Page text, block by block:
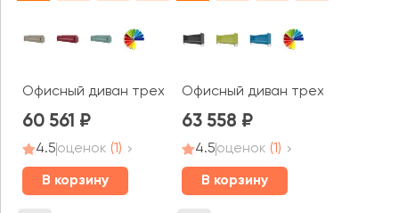
Офисный диван трехместный Браско / Brasco
60 561
4.5оценок (1)
В корзину
Офисный диван трехместный
63 558
4.5оценок (1)
В корзину